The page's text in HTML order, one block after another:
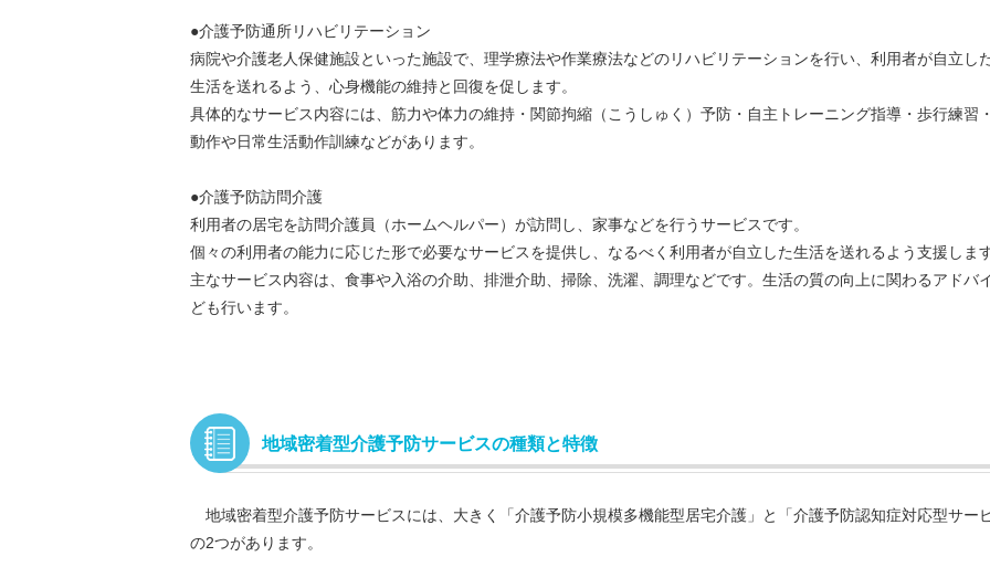
●介護予防通所リハビリテーション
病院や介護老人保健施設といった施設で、理学療法や作業療法などのリハビリテーションを行い、利用者が自立し
生活を送れるよう、心身機能の維持と回復を促します。
具体的なサービス内容には、筋力や体力の維持・関節拘縮（こうしゅく）予防・自主トレーニング指導・歩行練習
動作や日常生活動作訓練などがあります。
●介護予防訪問介護
利用者の居宅を訪問介護員（ホームヘルパー）が訪問し、家事などを行うサービスです。
個々の利用者の能力に応じた形で必要なサービスを提供し、なるべく利用者が自立した生活を送れるよう支援します
主なサービス内容は、食事や入浴の介助、排泄介助、掃除、洗濯、調理などです。生活の質の向上に関わるアドバ
ども行います。
地域密着型介護予防サービスの種類と特徴
地域密着型介護予防サービスには、大きく「介護予防小規模多機能型居宅介護」と「介護予防認知症対応型サービ
の2つがあります。